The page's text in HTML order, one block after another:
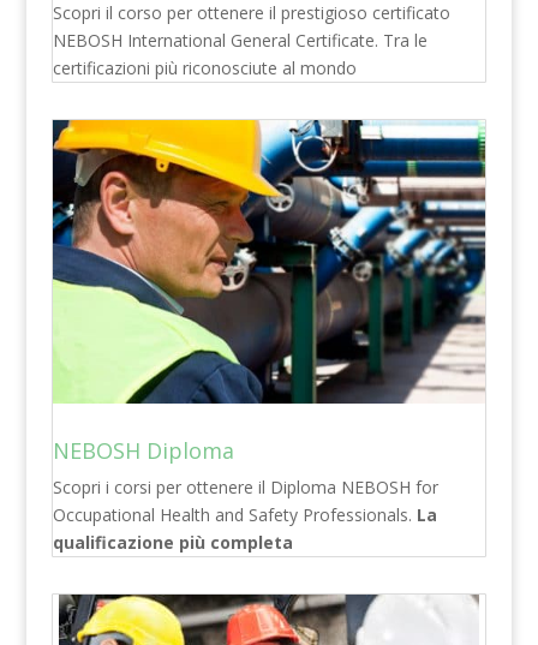
Scopri il corso per ottenere il prestigioso certificato
NEBOSH International General Certificate. Tra le
certificazioni più riconosciute al mondo
NEBOSH Diploma
Scopri i corsi per ottenere il Diploma NEBOSH for
Occupational Health and Safety Professionals. La
qualificazione più completa